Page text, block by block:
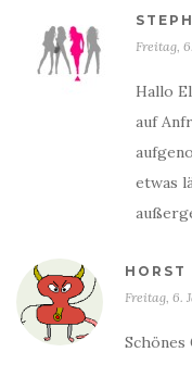
Freitag,
Hallo
auf
etwas
HORST
Freitag, 6.
Schönes